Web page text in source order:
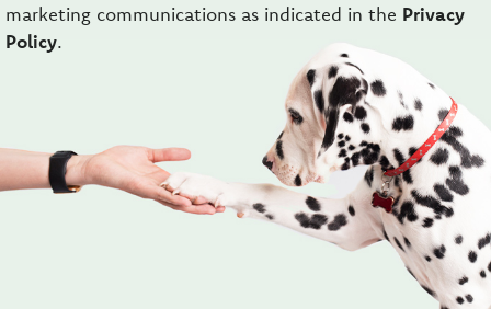
marketing communications as indicated in the Privacy
Policy.